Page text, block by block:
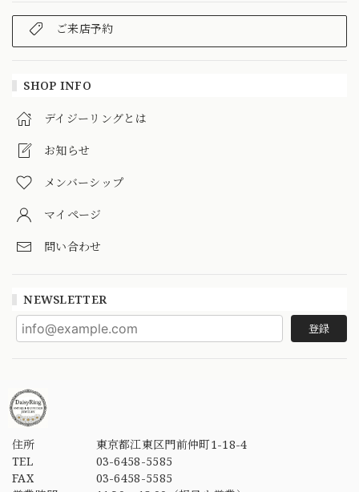
ご来店予約
SHOP INFO
デイジーリングとは
お知らせ
メンバーシップ
マイページ
問い合わせ
NEWSLETTER
登録
住所
東京都江東区門前仲町1-18-4
TEL
03-6458-5585
FAX
03-6458-5585